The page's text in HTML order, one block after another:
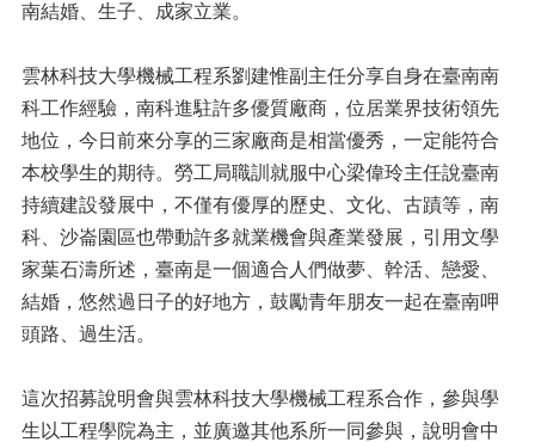
南結婚、生子、成家立業。
雲林科技大學機械工程系劉建惟副主任分享自身在臺南南
科工作經驗，南科進駐許多優質廠商，位居業界技術領先
地位，今日前來分享的三家廠商是相當優秀，一定能符合
本校學生的期待。勞工局職訓就服中心梁偉玲主任說臺南
持續建設發展中，不僅有優厚的歷史、文化、古蹟等，南
科、沙崙園區也帶動許多就業機會與產業發展，引用文學
家葉石濤所述，臺南是一個適合人們做夢、幹活、戀愛、
結婚，悠然過日子的好地方，鼓勵青年朋友一起在臺南呷
頭路、過生活。
這次招募說明會與雲林科技大學機械工程系合作，參與學
生以工程學院為主，並廣邀其他系所一同參與，說明會中